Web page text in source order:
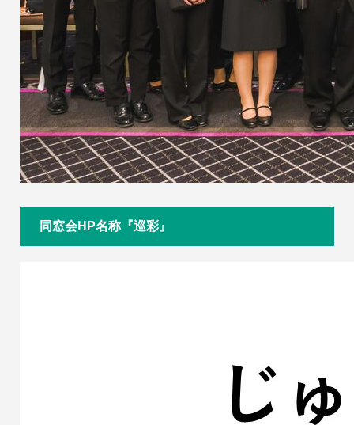
同窓会HP名称『巡彩』